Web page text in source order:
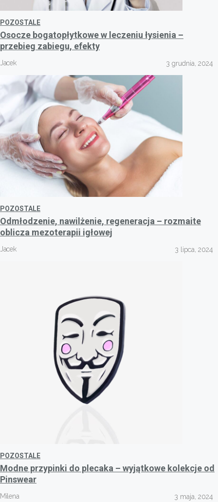
POZOSTALE
Osocze bogatopłytkowe w leczeniu łysienia –
przebieg zabiegu, efekty
Jacek 3 grudnia, 2024
POZOSTALE
Odmłodzenie, nawilżenie, regeneracja – rozmaite
oblicza mezoterapii igłowej
Jacek 3 lipca, 2024
POZOSTALE
Modne przypinki do plecaka – wyjątkowe kolekcje od
Pinswear
Milena 3 maja, 2024